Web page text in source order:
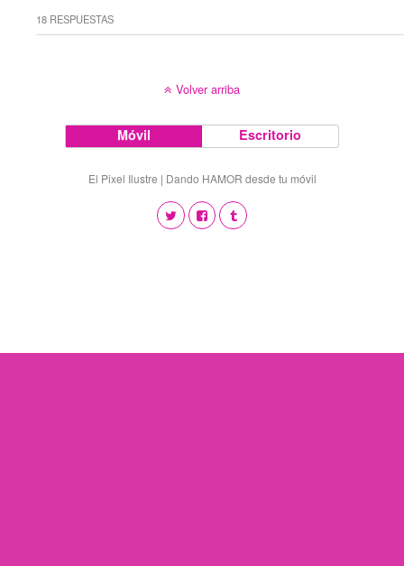
18 RESPUESTAS
Volver arriba
Móvil Escritorio
El Pixel Ilustre | Dando HAMOR desde tu móvil